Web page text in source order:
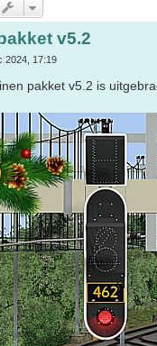
v5.2
2024, 17:19
pakket v5.2 is